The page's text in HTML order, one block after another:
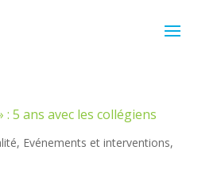
: 5 ans avec les collégiens
, Evénements et interventions,